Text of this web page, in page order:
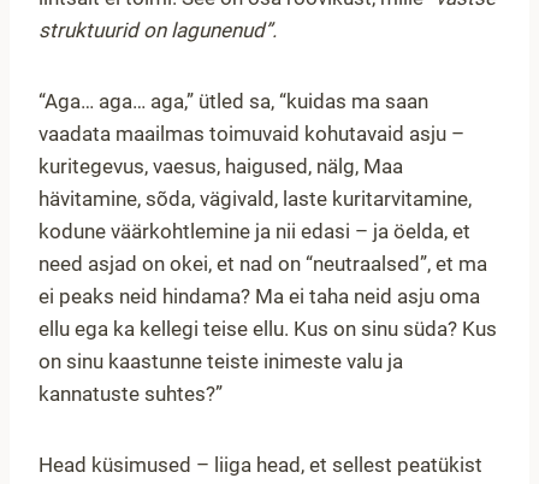
struktuurid on lagunenud”.
“Aga… aga… aga,” ütled sa, “kuidas ma saan
vaadata maailmas toimuvaid kohutavaid asju –
kuritegevus, vaesus, haigused, nälg, Maa
hävitamine, sõda, vägivald, laste kuritarvitamine,
kodune väärkohtlemine ja nii edasi – ja öelda, et
need asjad on okei, et nad on “neutraalsed”, et ma
ei peaks neid hindama? Ma ei taha neid asju oma
ellu ega ka kellegi teise ellu. Kus on sinu süda? Kus
on sinu kaastunne teiste inimeste valu ja
kannatuste suhtes?”
Head küsimused – liiga head, et sellest peatükist